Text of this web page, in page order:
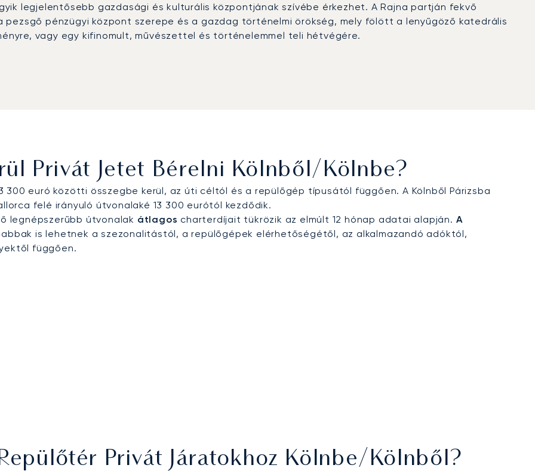
legjelentősebb gazdasági és kulturális központjának szívébe érkezhet. A Rajna partján fekvő
pezsgő pénzügyi központ szerepe és a gazdag történelmi örökség, mely fölött a lenyűgöző katedrális
vagy egy kifinomult, művészettel és történelemmel teli hétvégére.
Az Ön által kiválasztott repülőgép egy személyes oázissá válik, melyet exkluzív kényelmi
Privát Jetet Bérelni Kölnből/Kölnbe?
300 euró közötti összegbe kerül, az úti céltól és a repülőgép típusától függően. A Kölnből Párizsba
felé irányuló útvonalaké 13 300 eurótól kezdődik.
legnépszerűbb útvonalak átlagos charterdíjait tükrözik az elmúlt 12 hónap adatai alapján. A
is lehetnek a szezonalitástól, a repülőgépek elérhetőségétől, az alkalmazandó adóktól,
függően.
Privát Járatokhoz Kölnbe/Kölnből?